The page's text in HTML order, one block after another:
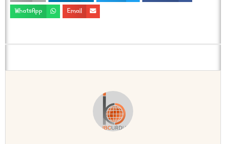
Email
WhatsApp